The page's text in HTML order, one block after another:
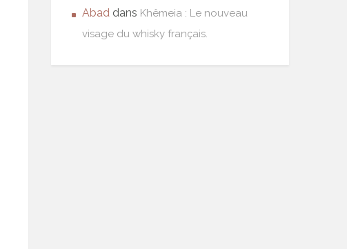
Abad dans Khêmeia : Le nouveau
visage du whisky français.